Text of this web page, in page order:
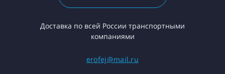
Доставка по всей России транспортными
компаниями
erofej@mail.ru